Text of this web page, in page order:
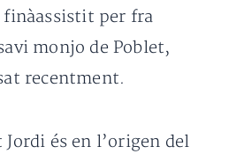
finàassistit per fra
monjo de Poblet,
recentment.
Jordi és en l’origen del